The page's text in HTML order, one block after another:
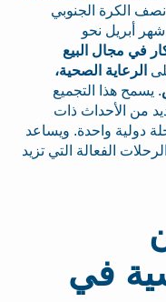
الكرة الجنوبي
أبريل نحو
في مجال البيع
الرعاية الصحية،
. يسمح هذا التجميع
من الأحداث ذات
دولية واحدة. ويساعد
الفعالة التي تزيد
في